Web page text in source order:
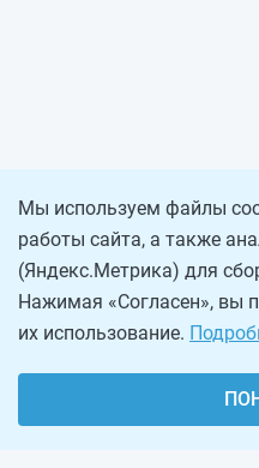
Мы используем файлы
работы сайта, а также
(Яндекс.Метрика) для
Нажимая «Согласен», вы
их использование.